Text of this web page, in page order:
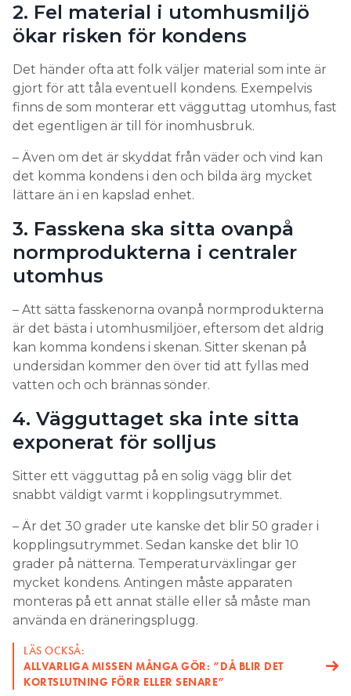
2. Fel material i utomhusmiljö
ökar risken för kondens
Det händer ofta att folk väljer material som inte är
gjort för att tåla eventuell kondens. Exempelvis
finns de som monterar ett vägguttag utomhus, fast
det egentligen är till för inomhusbruk.
– Även om det är skyddat från väder och vind kan
det komma kondens i den och bilda ärg mycket
lättare än i en kapslad enhet.
3. Fasskena ska sitta ovanpå
normprodukterna i centraler
utomhus
– Att sätta fasskenorna ovanpå normprodukterna
är det bästa i utomhusmiljöer, eftersom det aldrig
kan komma kondens i skenan. Sitter skenan på
undersidan kommer den över tid att fyllas med
vatten och och brännas sönder.
4. Vägguttaget ska inte sitta
exponerat för solljus
Sitter ett vägguttag på en solig vägg blir det
snabbt väldigt varmt i kopplingsutrymmet.
– Är det 30 grader ute kanske det blir 50 grader i
kopplingsutrymmet. Sedan kanske det blir 10
grader på nätterna. Temperaturväxlingar ger
mycket kondens. Antingen måste apparaten
monteras på ett annat ställe eller så måste man
använda en dräneringsplugg.
LÄS OCKSÅ:
ALLVARLIGA MISSEN MÅNGA GÖR: ”DÅ BLIR DET
KORTSLUTNING FÖRR ELLER SENARE”